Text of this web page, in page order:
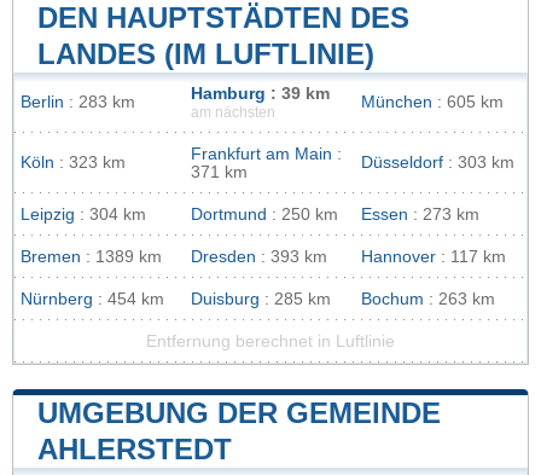
DEN HAUPTSTÄDTEN DES
LANDES (IM LUFTLINIE)
Berlin : 283 km Hamburg : 39 km
am nächsten
München : 605 km
Köln : 323 km Frankfurt am Main :
371 km
Düsseldorf : 303 km
Leipzig : 304 km Dortmund : 250 km Essen : 273 km
Bremen : 1389 km Dresden : 393 km Hannover : 117 km
Nürnberg : 454 km Duisburg : 285 km Bochum : 263 km
Entfernung berechnet in Luftlinie
UMGEBUNG DER GEMEINDE
AHLERSTEDT